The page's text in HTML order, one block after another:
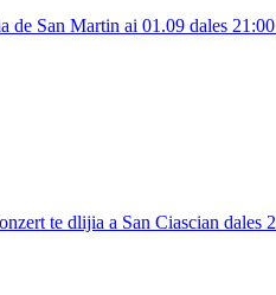
San Martin ai 01.09 dales
te dlijia a San Ciascian dales